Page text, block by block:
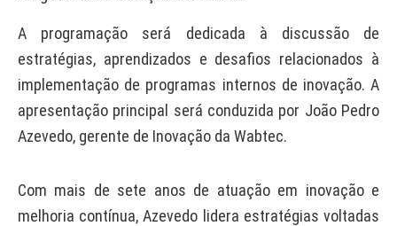
A programação será dedicada à discussão de
estratégias, aprendizados e desafios relacionados à
implementação de programas internos de inovação. A
apresentação principal será conduzida por João Pedro
Azevedo, gerente de Inovação da Wabtec.
Com mais de sete anos de atuação em inovação e
melhoria contínua, Azevedo lidera estratégias voltadas